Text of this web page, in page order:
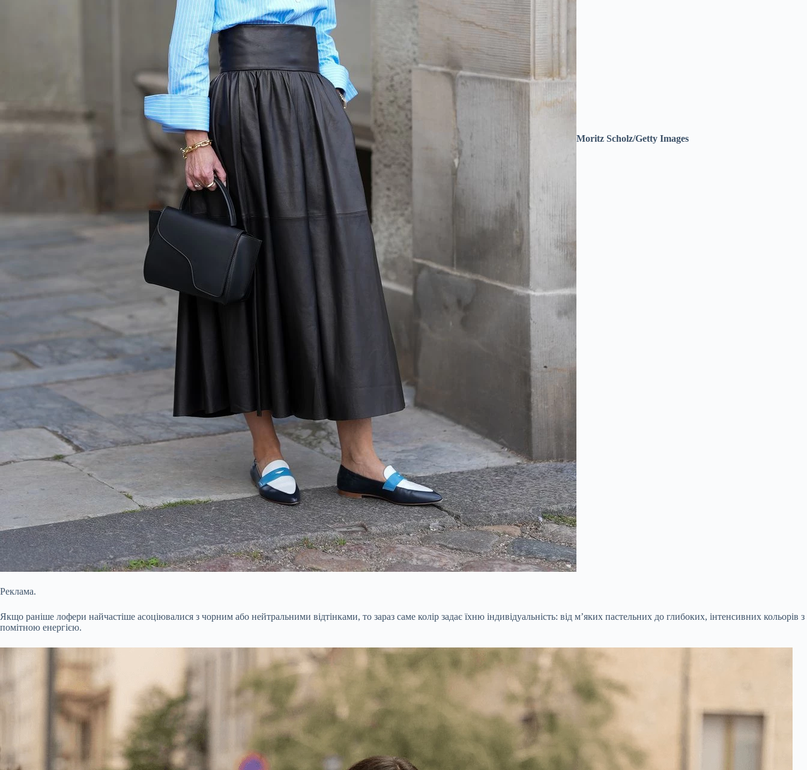
Moritz Scholz/Getty Images
Реклама.
Якщо раніше лофери найчастіше асоціювалися з чорним або нейтральними відтінками, то зараз саме колір задає їхню індивідуальність: від м’яких пастельних до глибоких, інтенсивних кольорів з
помітною енергією.